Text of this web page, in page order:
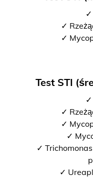
✓
✓
✓
Test STI
✓
✓
✓
✓
✓
✓